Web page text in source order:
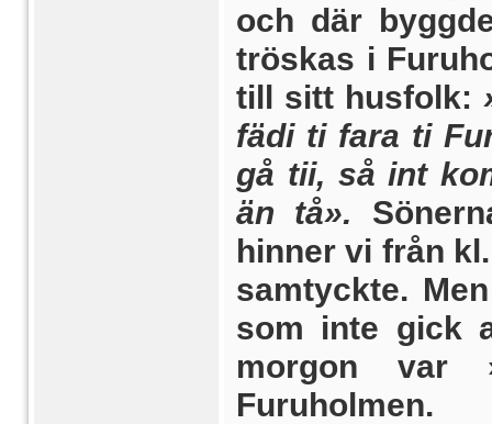
och där
tröskas i
till sitt husfolk:
fädi ti fara ti
gå tii, så int
än tå».
hinner vi från
samtyckte.
som inte gick
morgon var
Furuholmen.